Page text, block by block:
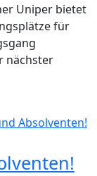
Uniper bietet
für
nächster